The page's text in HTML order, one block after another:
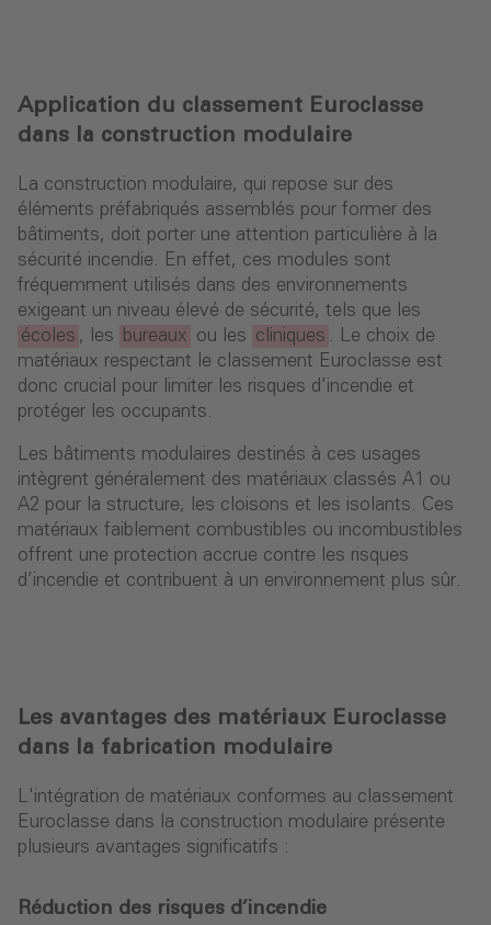
Application du classement Euroclasse
dans la construction modulaire
La construction modulaire, qui repose sur des
éléments préfabriqués assemblés pour former des
bâtiments, doit porter une attention particulière à la
sécurité incendie. En effet, ces modules sont
fréquemment utilisés dans des environnements
exigeant un niveau élevé de sécurité, tels que les
écoles , les bureaux ou les cliniques . Le choix de
matériaux respectant le classement Euroclasse est
donc crucial pour limiter les risques d’incendie et
protéger les occupants.
Les bâtiments modulaires destinés à ces usages
intègrent généralement des matériaux classés A1 ou
A2 pour la structure, les cloisons et les isolants. Ces
matériaux faiblement combustibles ou incombustibles
offrent une protection accrue contre les risques
d’incendie et contribuent à un environnement plus sûr.
Les avantages des matériaux Euroclasse
dans la fabrication modulaire
L'intégration de matériaux conformes au classement
Euroclasse dans la construction modulaire présente
plusieurs avantages significatifs :
Réduction des risques d’incendie